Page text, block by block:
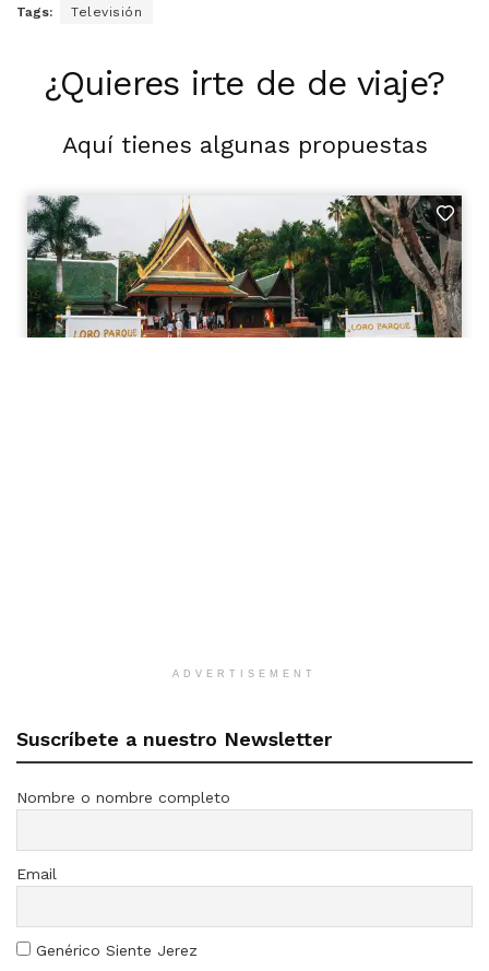
Tags: Televisión
¿Quieres irte de de viaje?
Aquí tienes algunas propuestas
ADVERTISEMENT
Suscríbete a nuestro Newsletter
Nombre o nombre completo
Email
Genérico Siente Jerez